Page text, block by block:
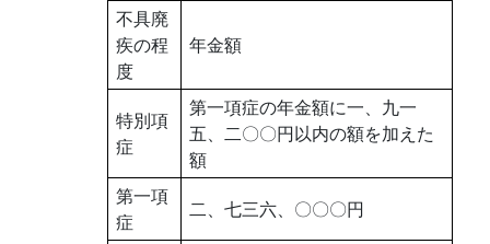
不具廃
疾の程
度
年金額
特別項
症
第一項症の年金額に一、九一
五、二〇〇円以内の額を加えた
額
第一項
症
二、七三六、〇〇〇円